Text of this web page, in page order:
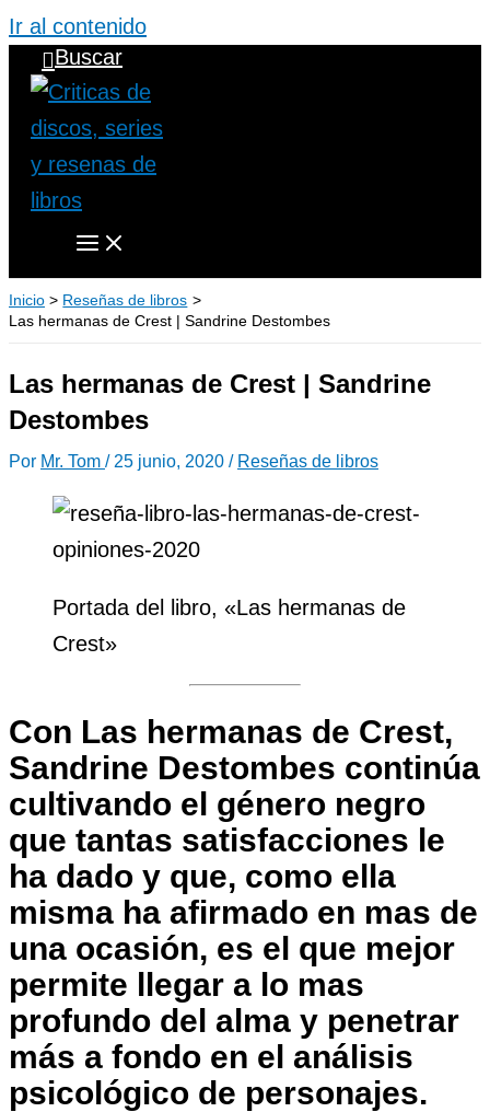
Ir al contenido
Buscar
Inicio
Reseñas de libros
Las hermanas de Crest | Sandrine Destombes
Las hermanas de Crest | Sandrine
Destombes
Por Mr. Tom / 25 junio, 2020 / Reseñas de libros
Portada del libro, «Las hermanas de
Crest»
Con Las hermanas de Crest,
Sandrine Destombes continúa
cultivando el género negro
que tantas satisfacciones le
ha dado y que, como ella
misma ha afirmado en mas de
una ocasión, es el que mejor
permite llegar a lo mas
profundo del alma y penetrar
más a fondo en el análisis
psicológico de personajes.